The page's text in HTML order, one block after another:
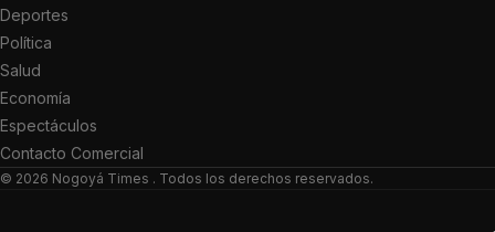
Deportes
Política
Salud
Economía
Espectáculos
Contacto Comercial
© 2026 Nogoyá Times . Todos los derechos reservados.